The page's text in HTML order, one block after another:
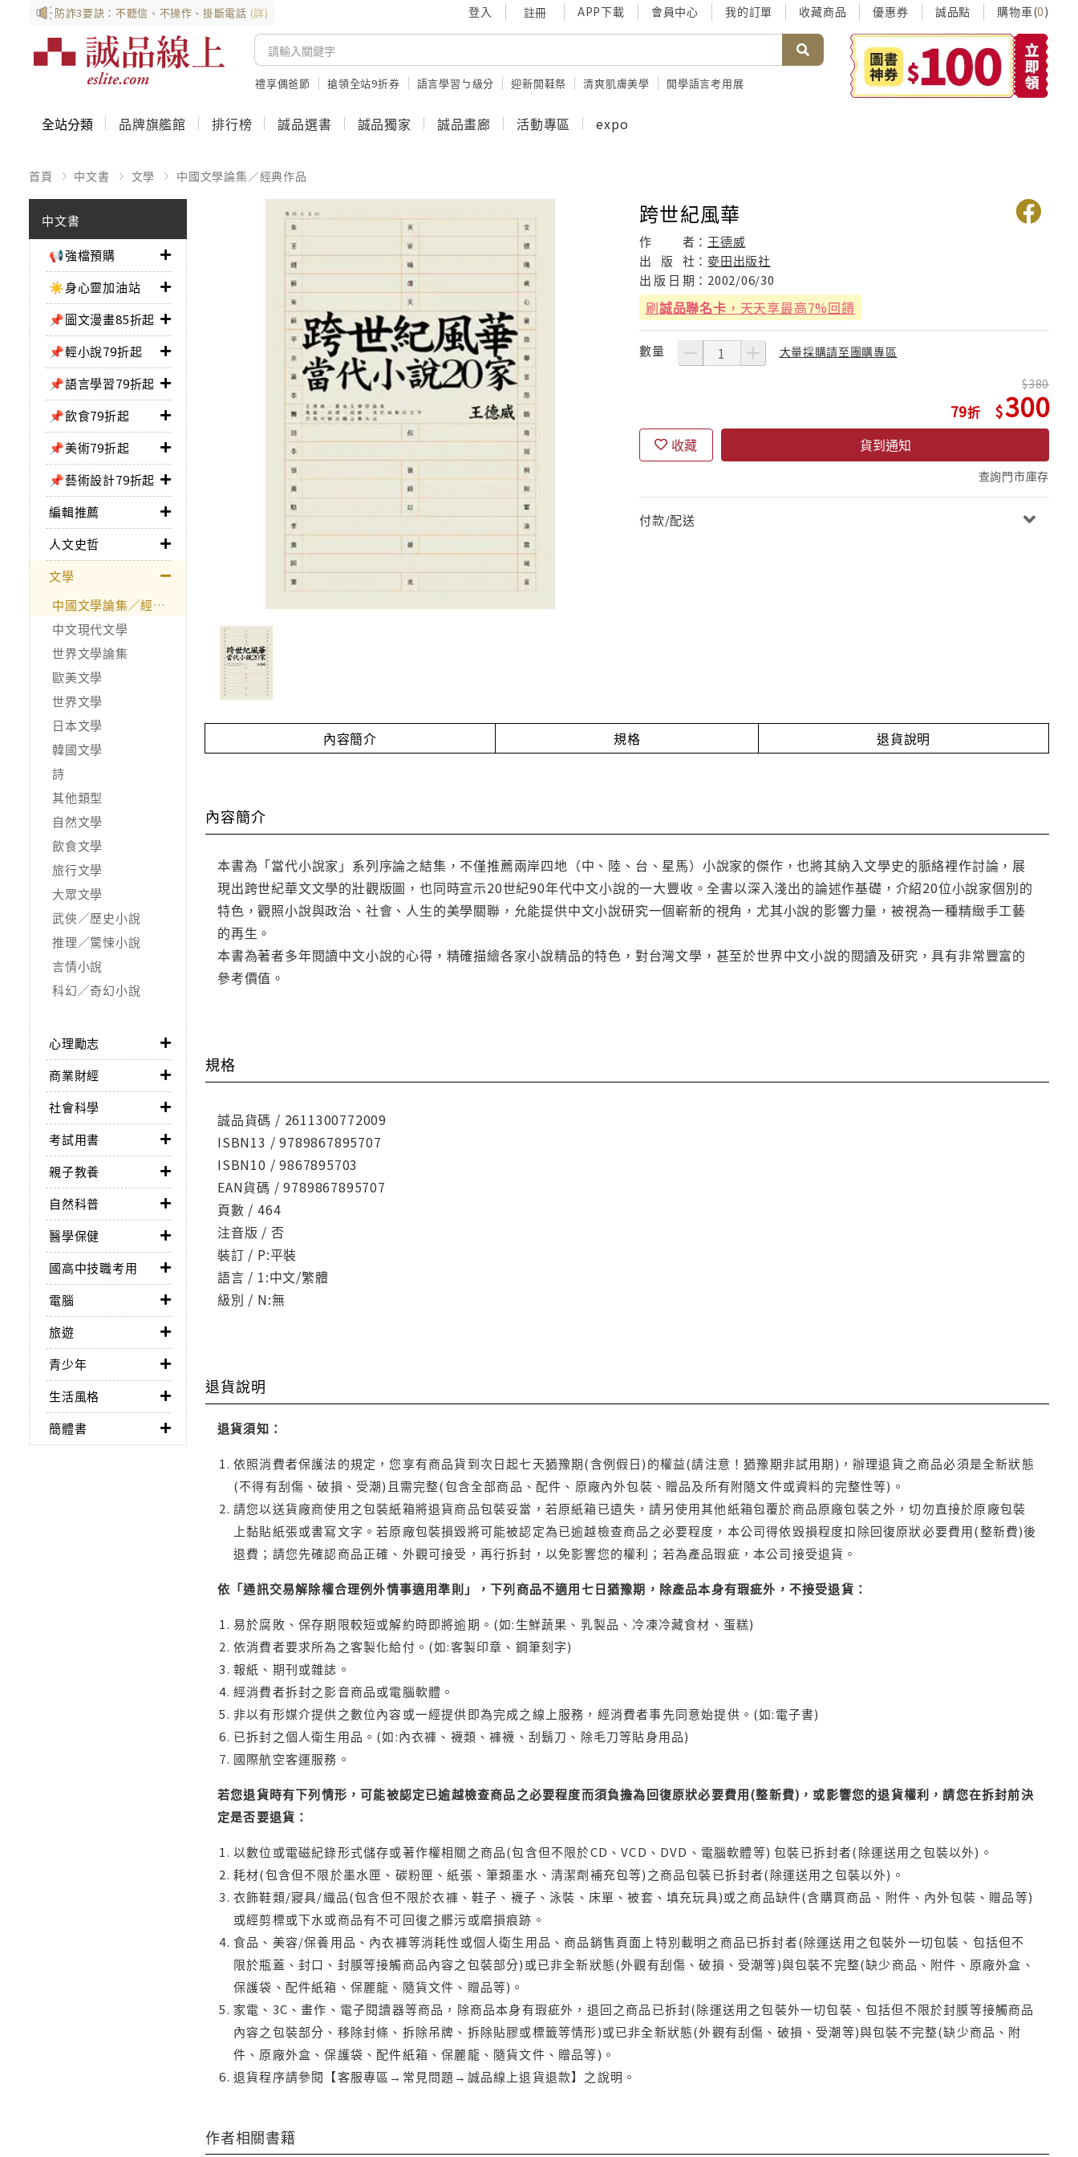
防詐3要訣：不聽信、不操作、掛斷電話 (詳) 登入 註冊 APP下載 會員中心 我的訂單 收藏商品 優惠券 誠品點 購物車(0)
禮享偶爸節 搶領全站9折券 語言學習ㄅ級分 迎新開鞋祭 清爽肌膚美學 開學語言考用展
全站分類 品牌旗艦館 排行榜 誠品選書 誠品獨家 誠品畫廊 活動專區 expo
首頁 中文書 文學 中國文學論集／經典作品
中文書
📢強檔預購
☀️身心靈加油站
📌圖文漫畫85折起
📌輕小說79折起
📌語言學習79折起
📌飲食79折起
📌美術79折起
📌藝術設計79折起
編輯推薦
人文史哲
文學
中國文學論集／經典作品
中文現代文學
世界文學論集
歐美文學
世界文學
日本文學
韓國文學
詩
其他類型
自然文學
飲食文學
旅行文學
大眾文學
武俠／歷史小說
推理／驚悚小說
言情小說
科幻／奇幻小說
心理勵志
商業財經
社會科學
考試用書
親子教養
自然科普
醫學保健
國高中技職考用
電腦
旅遊
青少年
生活風格
簡體書
跨世紀風華
作 者： 王德威
出
版 社：麥田出版社
出 版 日 期： 2002/06/30
刷誠品聯名卡 ，天天享最高7%回饋
數量 大量採購請至團購專區
79
380
300
收藏 貨到通知
查詢門市庫存
付款/配送
內容簡介 規格 退貨說明
內容簡介
本書為「當代小說家」系列序論之結集，不僅推薦兩岸四地（中、陸、台、星馬）小說家的傑作，也將其納入文學史的脈絡裡作討論，展
現出跨世紀華文文學的壯觀版圖，也同時宣示20世紀90年代中文小說的一大豐收。全書以深入淺出的論述作基礎，介紹20位小說家個別的
特色，觀照小說與政治、社會、人生的美學關聯，允能提供中文小說研究一個嶄新的視角，尤其小說的影響力量，被視為一種精緻手工藝
的再生。
本書為著者多年閱讀中文小說的心得，精確描繪各家小說精品的特色，對台灣文學，甚至於世界中文小說的閱讀及研究，具有非常豐富的
參考價值。
規格
誠品貨碼 / 2611300772009
ISBN13 / 9789867895707
ISBN10 / 9867895703
EAN貨碼 / 9789867895707
頁數 / 464
注音版 / 否
裝訂 / P:平裝
語言 / 1:中文/繁體
級別 / N:無
退貨說明
退貨須知：
依照消費者保護法的規定，您享有商品貨到次日起七天猶豫期(含例假日)的權益(請注意！猶豫期非試用期)，辦理退貨之商品必須是全新狀態
(不得有刮傷、破損、受潮)且需完整(包含全部商品、配件、原廠內外包裝、贈品及所有附隨文件或資料的完整性等)。
請您以送貨廠商使用之包裝紙箱將退貨商品包裝妥當，若原紙箱已遺失，請另使用其他紙箱包覆於商品原廠包裝之外，切勿直接於原廠包裝
上黏貼紙張或書寫文字。若原廠包裝損毀將可能被認定為已逾越檢查商品之必要程度，本公司得依毀損程度扣除回復原狀必要費用(整新費)後
退費；請您先確認商品正確、外觀可接受，再行拆封，以免影響您的權利；若為產品瑕疵，本公司接受退貨。
依「通訊交易解除權合理例外情事適用準則」，下列商品不適用七日猶豫期，除產品本身有瑕疵外，不接受退貨：
易於腐敗、保存期限較短或解約時即將逾期。(如:生鮮蔬果、乳製品、冷凍冷藏食材、蛋糕)
依消費者要求所為之客製化給付。(如:客製印章、鋼筆刻字)
報紙、期刊或雜誌。
經消費者拆封之影音商品或電腦軟體。
非以有形媒介提供之數位內容或一經提供即為完成之線上服務，經消費者事先同意始提供。(如:電子書)
已拆封之個人衛生用品。(如:內衣褲、襪類、褲襪、刮鬍刀、除毛刀等貼身用品)
國際航空客運服務。
若您退貨時有下列情形，可能被認定已逾越檢查商品之必要程度而須負擔為回復原狀必要費用(整新費)，或影響您的退貨權利，請您在拆封前決
定是否要退貨：
以數位或電磁紀錄形式儲存或著作權相關之商品(包含但不限於CD、VCD、DVD、電腦軟體等) 包裝已拆封者(除運送用之包裝以外)。
耗材(包含但不限於墨水匣、碳粉匣、紙張、筆類墨水、清潔劑補充包等)之商品包裝已拆封者(除運送用之包裝以外)。
衣飾鞋類/寢具/織品(包含但不限於衣褲、鞋子、襪子、泳裝、床單、被套、填充玩具)或之商品缺件(含購買商品、附件、內外包裝、贈品等)
或經剪標或下水或商品有不可回復之髒污或磨損痕跡。
食品、美容/保養用品、內衣褲等消耗性或個人衛生用品、商品銷售頁面上特別載明之商品已拆封者(除運送用之包裝外一切包裝、包括但不
限於瓶蓋、封口、封膜等接觸商品內容之包裝部分)或已非全新狀態(外觀有刮傷、破損、受潮等)與包裝不完整(缺少商品、附件、原廠外盒、
保護袋、配件紙箱、保麗龍、隨貨文件、贈品等)。
家電、3C、畫作、電子閱讀器等商品，除商品本身有瑕疵外，退回之商品已拆封(除運送用之包裝外一切包裝、包括但不限於封膜等接觸商品
內容之包裝部分、移除封條、拆除吊牌、拆除貼膠或標籤等情形)或已非全新狀態(外觀有刮傷、破損、受潮等)與包裝不完整(缺少商品、附
件、原廠外盒、保護袋、配件紙箱、保麗龍、隨貨文件、贈品等)。
退貨程序請參閱【客服專區→常見問題→誠品線上退貨退款】之說明。
作者相關書籍